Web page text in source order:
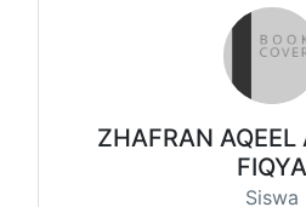
ZHAFRAN
FIQYA
Siswa